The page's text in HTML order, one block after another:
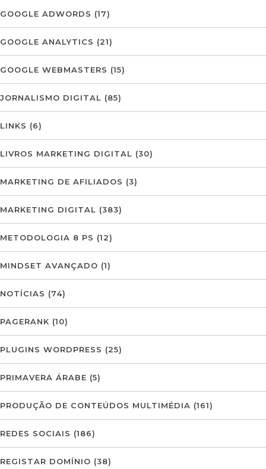
GOOGLE ADWORDS (17)
GOOGLE ANALYTICS (21)
GOOGLE WEBMASTERS (15)
JORNALISMO DIGITAL (85)
LINKS (6)
LIVROS MARKETING DIGITAL (30)
MARKETING DE AFILIADOS (3)
MARKETING DIGITAL (383)
METODOLOGIA 8 PS (12)
MINDSET AVANÇADO (1)
NOTÍCIAS (74)
PAGERANK (10)
PLUGINS WORDPRESS (25)
PRIMAVERA ÁRABE (5)
PRODUÇÃO DE CONTEÚDOS MULTIMÉDIA (161)
REDES SOCIAIS (186)
REGISTAR DOMÍNIO (38)